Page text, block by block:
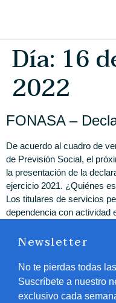
Día: 16
2022
FONASA –
De acuerdo al cuadro de
de Previsión Social, el
la presentación de la
ejercicio 2021. ¿Quiénes
Los titulares de servicios
dependencia con actividad
Newsletter
No te pierdas todas
Suscríbete a nuestro
exclusivo cada